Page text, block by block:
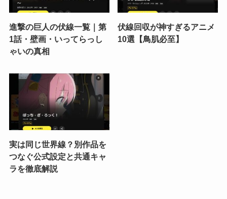
進撃の巨人の伏線一覧｜第
1話・壁画・いってらっし
ゃいの真相
伏線回収が神すぎるアニメ
10選【鳥肌必至】
実は同じ世界線？別作品を
つなぐ公式設定と共通キャ
ラを徹底解説